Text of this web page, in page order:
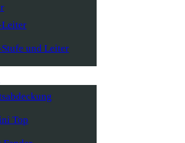
und Leiter
Top